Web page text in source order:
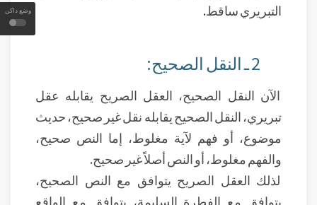
وضع داكن
التبريري ساقط.
2 ـ النقل الصحيح:
الآن النقل الصحيح، العقل الصريح يقابله عقل
تبريري، النقل الصحيح يقابله نقل غير صحيح، حديث
موضوع، أو فهم لآية مغلوط، إما النص صحيح،
والفهم مغلوط، أو النص أصلاً غير صحيح.
لذلك العقل الصريح يتوافق مع النص الصحيح،
يتوافق مع الفطرة السليمة، يتوافق مع الواقع